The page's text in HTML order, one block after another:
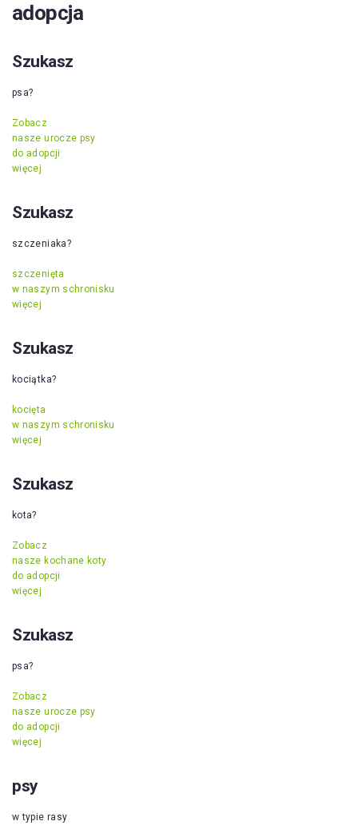
adopcja
Szukasz
psa?
Zobacz
nasze urocze psy
do adopcji
więcej
Szukasz
szczeniaka?
szczenięta
w naszym schronisku
więcej
Szukasz
kociątka?
kocięta
w naszym schronisku
więcej
Szukasz
kota?
Zobacz
nasze kochane koty
do adopcji
więcej
Szukasz
psa?
Zobacz
nasze urocze psy
do adopcji
więcej
psy
w typie rasy